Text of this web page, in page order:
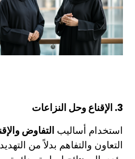
3. الإقناع وحل النزاعات
استخدام أساليب التفاوض
التعاون والتفاهم بدلاً من